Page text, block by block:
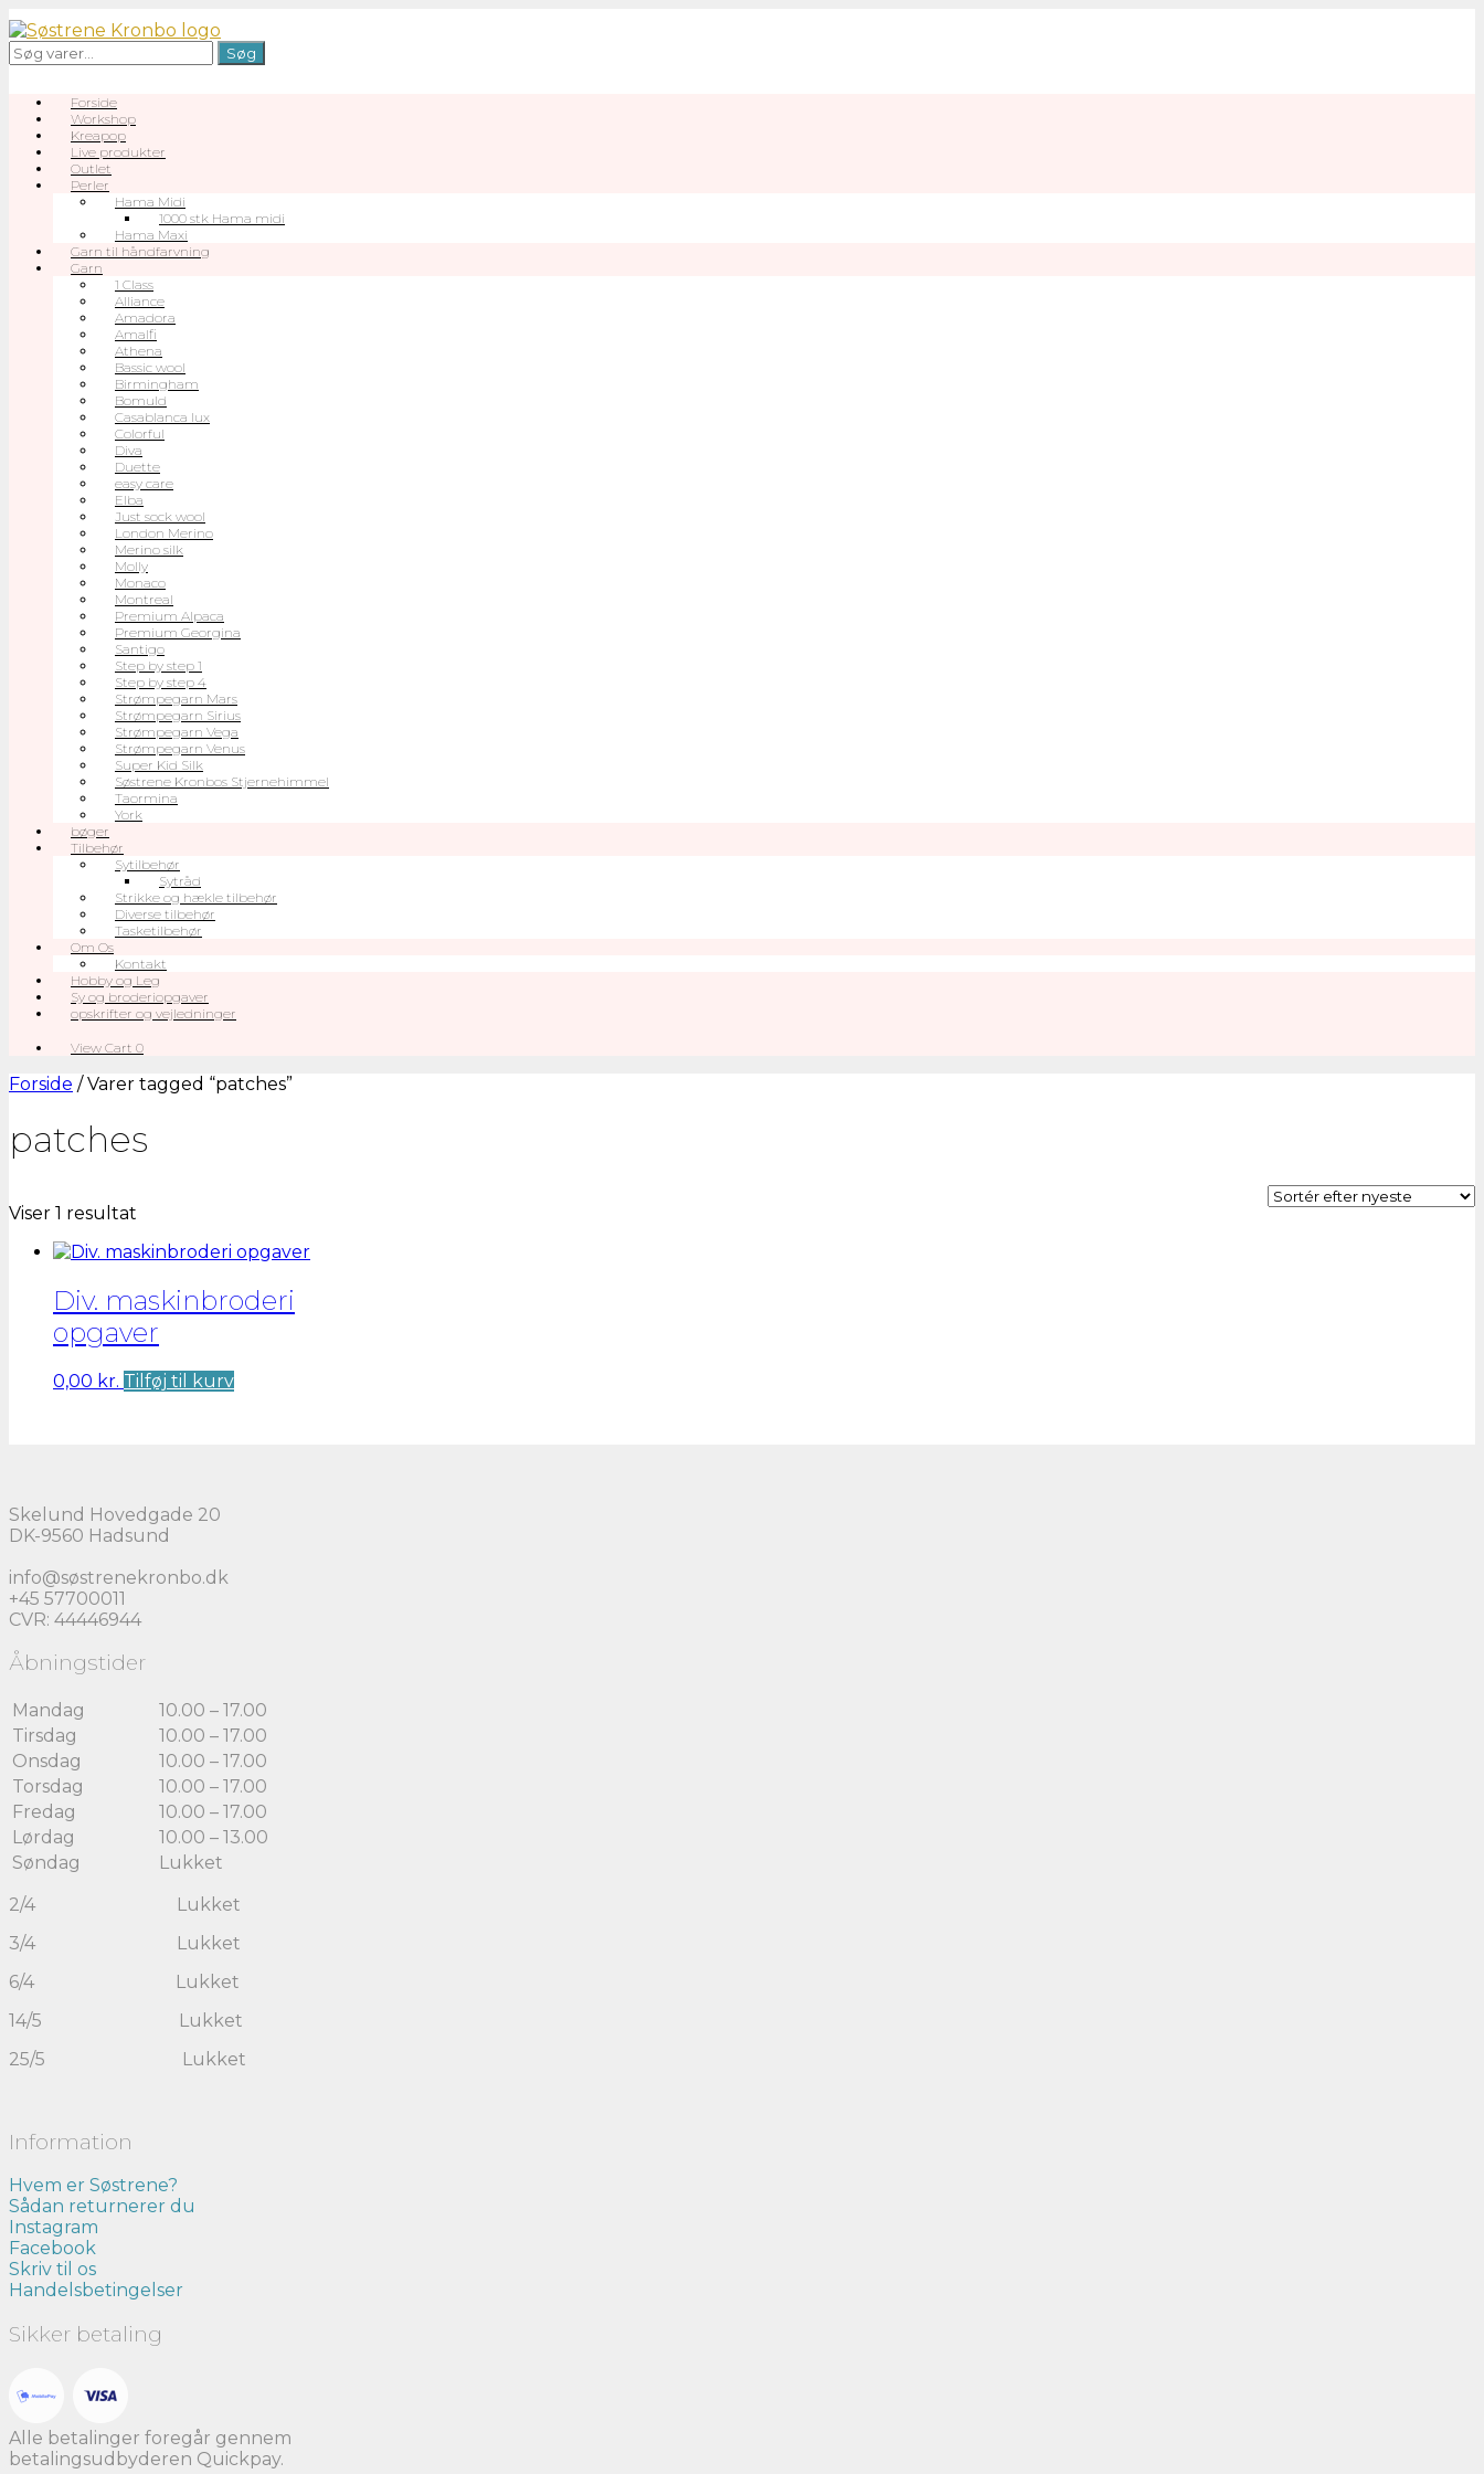
Gå
til
indhold
Søg
efter:
Søg
Forside
Workshop
Kreapop
Live produkter
Outlet
Perler
Hama Midi
1000 stk Hama midi
Hama Maxi
Garn til håndfarvning
Garn
1 Class
Alliance
Amadora
Amalfi
Athena
Bassic wool
Birmingham
Bomuld
Casablanca lux
Colorful
Diva
Duette
easy care
Elba
Just sock wool
London Merino
Merino silk
Molly
Monaco
Montreal
Premium Alpaca
Premium Georgina
Santigo
Step by step 1
Step by step 4
Strømpegarn Mars
Strømpegarn Sirius
Strømpegarn Vega
Strømpegarn Venus
Super Kid Silk
Søstrene Kronbos Stjernehimmel
Taormina
York
bøger
Tilbehør
Sytilbehør
Sytråd
Strikke og hækle tilbehør
Diverse tilbehør
Tasketilbehør
Om Os
Kontakt
Hobby og Leg
Sy og broderiopgaver
opskrifter og vejledninger
View
cart
View Cart 0
Forside / Varer tagged “patches”
patches
Viser 1 resultat
Div. maskinbroderi
opgaver
0,00 kr. Tilføj til kurv
Skelund Hovedgade 20
DK-9560 Hadsund
info@søstrenekronbo.dk
+45 57700011
CVR: 44446944
Åbningstider
Mandag
10.00 – 17.00
Tirsdag
10.00 – 17.00
Onsdag
10.00 – 17.00
Torsdag
10.00 – 17.00
Fredag
10.00 – 17.00
Lørdag
10.00 – 13.00
Søndag
Lukket
2/4 Lukket
3/4 Lukket
6/4 Lukket
14/5 Lukket
25/5 Lukket
Information
Hvem er Søstrene?
Sådan returnerer du
Instagram
Facebook
Skriv til os
Handelsbetingelser
Sikker betaling
Alle betalinger foregår gennem
betalingsudbyderen Quickpay.